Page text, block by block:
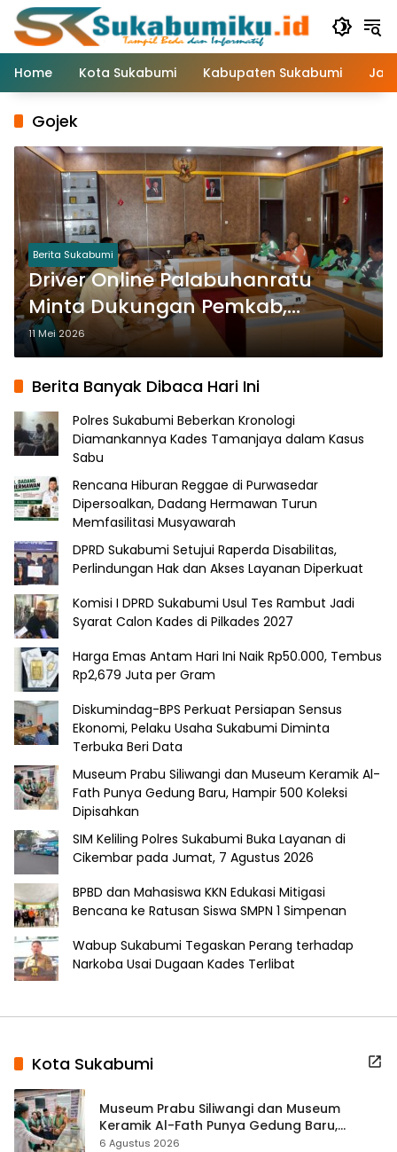
Langsung
konten
Home
Kota Sukabumi Kabupaten Sukabumi
Gojek
Berita Sukabumi
Driver Online Palabuhanratu
Minta Dukungan Pemkab,
Transportasi Digital Dinilai Bisa
Dongkrak UMKM
11 Mei 2026
Berita Banyak Dibaca Hari Ini
Polres Sukabumi Beberkan Kronologi
Diamankannya Kades Tamanjaya dalam Kasus
Sabu
Rencana Hiburan Reggae di Purwasedar
Dipersoalkan, Dadang Hermawan Turun
Memfasilitasi Musyawarah
DPRD Sukabumi Setujui Raperda Disabilitas,
Perlindungan Hak dan Akses Layanan Diperkuat
Komisi I DPRD Sukabumi Usul Tes Rambut Jadi
Syarat Calon Kades di Pilkades 2027
Harga Emas Antam Hari Ini Naik Rp50.000, Tembus
Rp2,679 Juta per Gram
Diskumindag-BPS Perkuat Persiapan Sensus
Ekonomi, Pelaku Usaha Sukabumi Diminta
Terbuka Beri Data
Museum Prabu Siliwangi dan Museum Keramik Al-
Fath Punya Gedung Baru, Hampir 500 Koleksi
Dipisahkan
SIM Keliling Polres Sukabumi Buka Layanan di
Cikembar pada Jumat, 7 Agustus 2026
BPBD dan Mahasiswa KKN Edukasi Mitigasi
Bencana ke Ratusan Siswa SMPN 1 Simpenan
Wabup Sukabumi Tegaskan Perang terhadap
Narkoba Usai Dugaan Kades Terlibat
Kota Sukabumi
Museum Prabu Siliwangi dan Museum
Keramik Al-Fath Punya Gedung Baru,
Hampir 500 Koleksi Dipisahkan
6 Agustus 2026